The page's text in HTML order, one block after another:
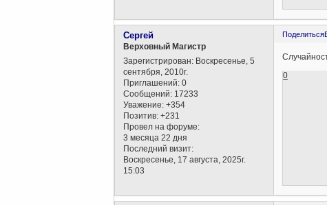
Поделиться
Сергей
Верховный Магистр
Зарегистрирован: Воскресенье, 5
сентября, 2010г.
Приглашений: 0
Сообщений: 17233
Уважение: +354
Позитив: +231
Провел на форуме:
3 месяца 22 дня
Последний визит:
Воскресенье, 17 августа, 2025г.
15:03
0